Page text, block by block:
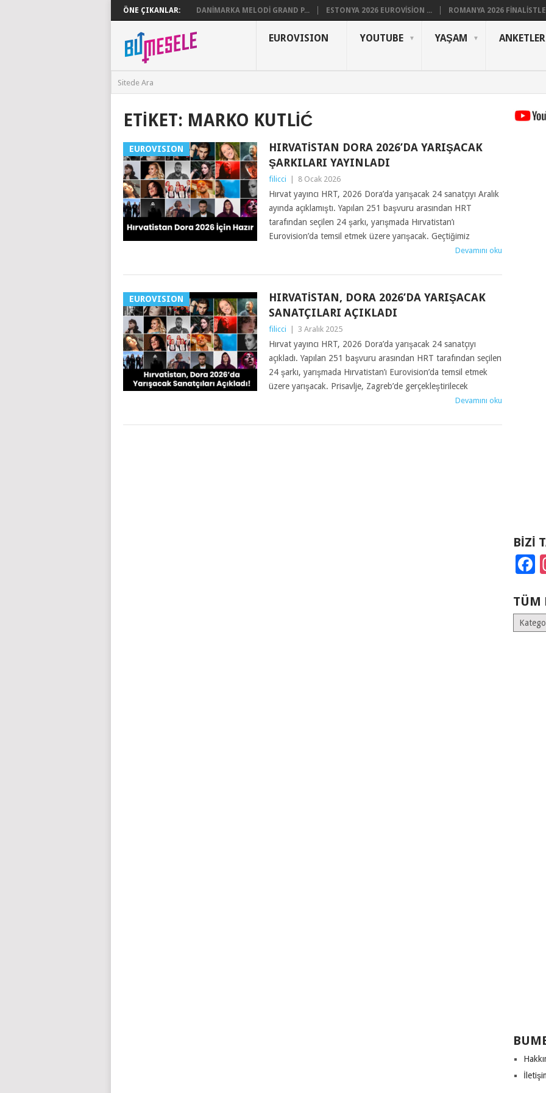
ÖNE ÇIKANLAR: DANIMARKA MELODI GRAND P... ESTONYA 2026 EUROVISION ... ROMANYA 2026
EUROVISION YOUTUBE YAŞAM ANKETLER
ETIKET: MARKO KUTLIĆ
EUROVISION
HIRVATISTAN DORA 2026’DA YARIŞACAK
ŞARKILARI YAYINLADI
filicci 8 Ocak 2026
Hırvat yayıncı HRT, 2026 Dora’da yarışacak 24 sanatçıyı Aralık
ayında açıklamıştı. Yapılan 251 başvuru arasından HRT
tarafından seçilen 24 şarkı, yarışmada Hırvatistan’ı
Eurovision’da temsil etmek üzere yarışacak. Geçtiğimiz
Devamını oku
EUROVISION
HIRVATISTAN, DORA 2026’DA YARIŞACAK
SANATÇILARI AÇIKLADI
filicci 3 Aralık 2025
Hırvat yayıncı HRT, 2026 Dora’da yarışacak 24 sanatçıyı
açıkladı. Yapılan 251 başvuru arasından HRT tarafından seçilen
24 şarkı, yarışmada Hırvatistan’ı Eurovision’da temsil etmek
üzere yarışacak. Prisavlje, Zagreb’de gerçekleştirilecek
Devamını oku
BIZI
TÜM
Tüm